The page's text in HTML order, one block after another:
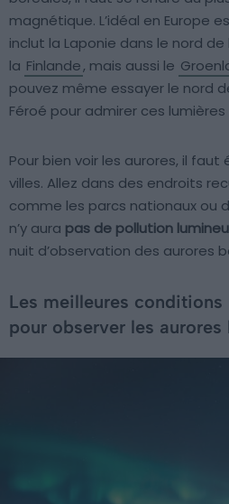
magnétique. L’idéal en Europe
inclut la Laponie dans le nord de
la Finlande, mais aussi le
pouvez même essayer le nord
Féroé pour admirer ces lumières
Pour bien voir les aurores, il faut
villes. Allez dans des endroits
comme les parcs nationaux ou
n’y aura pas de pollution
nuit d’observation des aurores
Les meilleures
pour observer les aurores